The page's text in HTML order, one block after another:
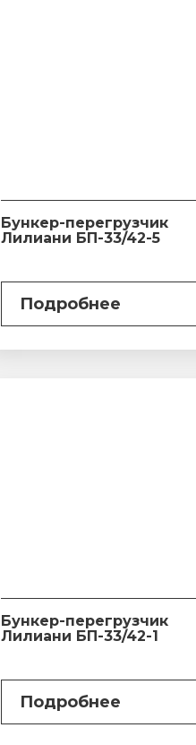
Бункер-перегрузчик
Лилиани БП-33/42-5
Подробнее
Бункер-перегрузчик
Лилиани БП-33/42-1
Подробнее